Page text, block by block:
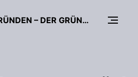
BESSER GRÜNDEN – DER GRÜNDUNGS-PODCAST (FÜR UNTERNEHMER, FREIBERUFLER & START-UPS)